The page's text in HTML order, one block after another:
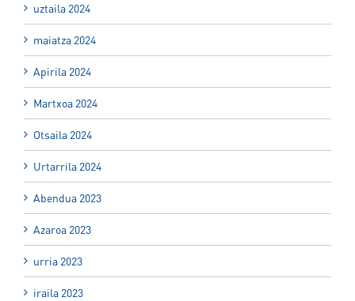
uztaila 2024
maiatza 2024
Apirila 2024
Martxoa 2024
Otsaila 2024
Urtarrila 2024
Abendua 2023
Azaroa 2023
urria 2023
iraila 2023